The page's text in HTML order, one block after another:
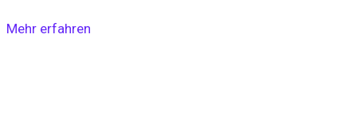
Mehr erfahren